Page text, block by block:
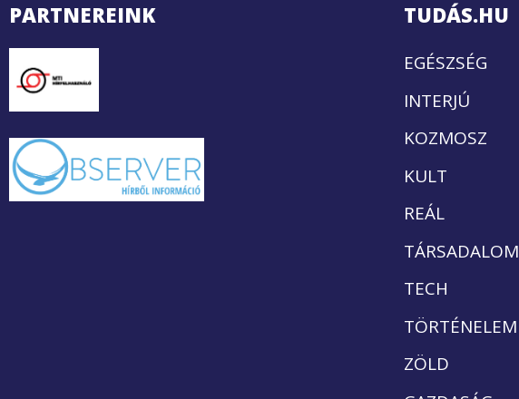
PARTNEREINK TUDÁS.HU
EGÉSZSÉG
INTERJÚ
KOZMOSZ
KULT
REÁL
TÁRSADALOM
TECH
TÖRTÉNELEM
ZÖLD